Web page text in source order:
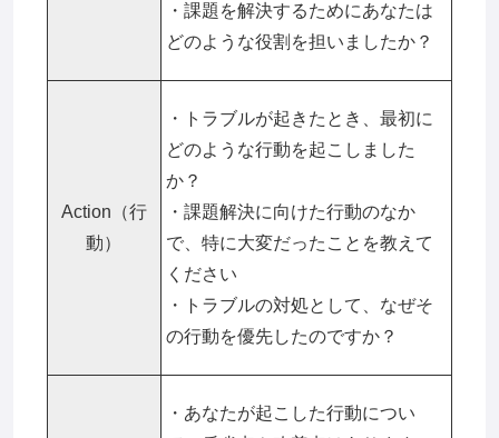
・課題を解決するためにあなたは
どのような役割を担いましたか？
Action（行
動）
・トラブルが起きたとき、最初に
どのような行動を起こしました
か？
・課題解決に向けた行動のなか
で、特に大変だったことを教えて
ください
・トラブルの対処として、なぜそ
の行動を優先したのですか？
・あなたが起こした行動につい